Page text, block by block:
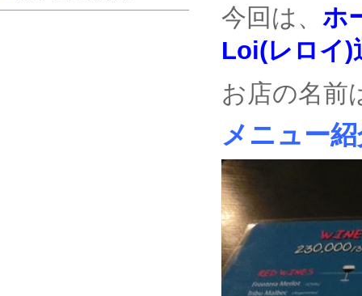
今回は、 ホ
Loi(レロイ)
お店の名前
メニュー